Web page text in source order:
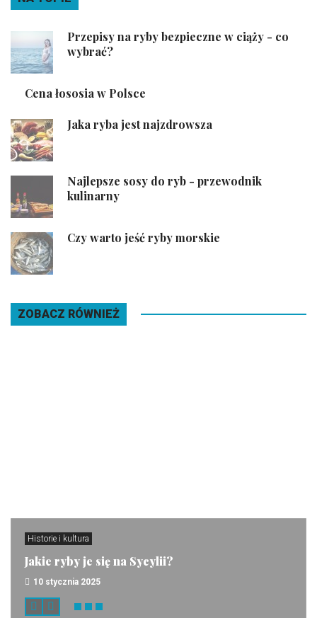
Przepisy na ryby bezpieczne w ciąży - co
wybrać?
Cena łososia w Polsce
Jaka ryba jest najzdrowsza
Najlepsze sosy do ryb - przewodnik
kulinarny
Czy warto jeść ryby morskie
ZOBACZ RÓWNIEŻ
Historie i kultura
Jakie ryby je się na Sycylii?
10 stycznia 2025